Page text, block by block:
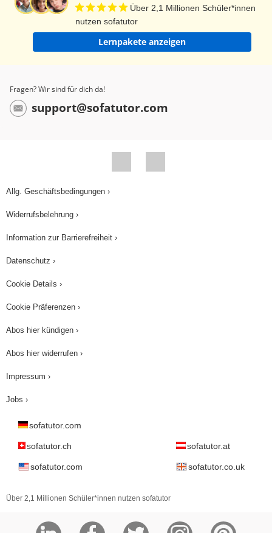
Über 2,1 Millionen Schüler*innen
nutzen sofatutor
Lernpakete anzeigen
Fragen? Wir sind für dich da!
support@sofatutor.com
Allg. Geschäftsbedingungen ›
Widerrufsbelehrung ›
Information zur Barrierefreiheit ›
Datenschutz ›
Cookie Details ›
Cookie Präferenzen ›
Abos hier kündigen ›
Abos hier widerrufen ›
Impressum ›
Jobs ›
sofatutor.com
sofatutor.ch sofatutor.at
sofatutor.com sofatutor.co.uk
Über 2,1 Millionen Schüler*innen nutzen sofatutor